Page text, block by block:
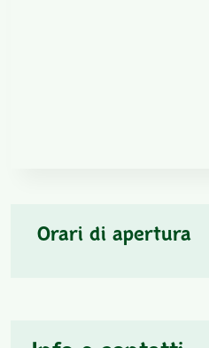
Orari di apertura